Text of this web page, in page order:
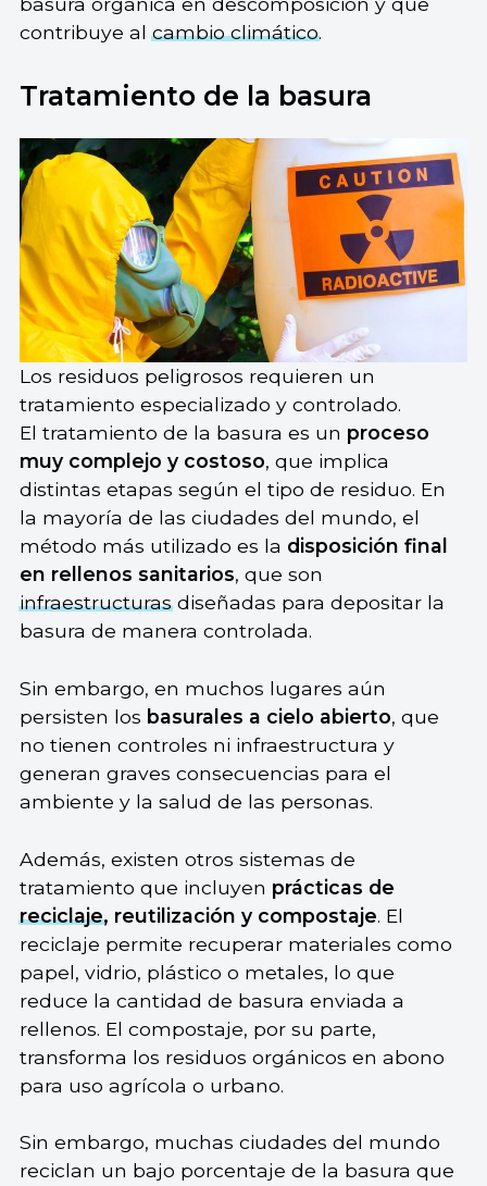
contribuye alcambio climático.
Tratamiento de la basura
Los residuos peligrosos requieren un
tratamiento especializado y controlado.
El tratamiento de la basura es un proceso
muy complejo y costoso, que implica
distintas etapas según el tipo de residuo. En
la mayoría de las ciudades del mundo, el
método más utilizado es la disposición final
en rellenos sanitarios, que son
infraestructurasdiseñadas para depositar la
basura de manera controlada.
Sin embargo, en muchos lugares aún
persisten los basurales a cielo abierto, que
no tienen controles ni infraestructura y
generan graves consecuencias para el
ambiente y la salud de las personas.
Además, existen otros sistemas de
tratamiento que incluyen prácticas de
reciclaje, reutilización y compostaje. El
reciclaje permite recuperar materiales como
papel, vidrio, plástico o metales, lo que
reduce la cantidad de basura enviada a
rellenos. El compostaje, por su parte,
transforma los residuos orgánicos en abono
para uso agrícola o urbano.
Sin embargo, muchas ciudades del mundo
reciclan un bajo porcentaje de la basura que